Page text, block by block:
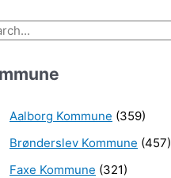
Aalborg Kommune (359)
Brønderslev Kommune (457)
Faxe Kommune (321)